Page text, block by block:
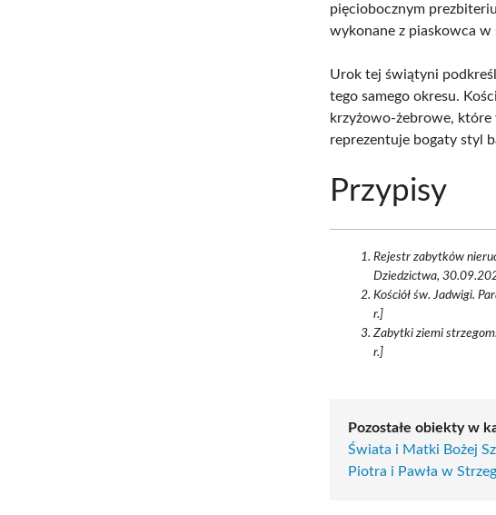
pięciobocznym
wykonane z piaskowca
Urok tej świątyni
tego samego okresu.
krzyżowo-żebrowe, które
reprezentuje bogaty styl
Przypisy
Rejestr zabytków
Dziedzictwa,
Kościół św. Jadwigi.
r.]
Zabytki ziemi
r.]
Pozostałe obiekty w
Świata i Matki Bożej
Piotra i Pawła w